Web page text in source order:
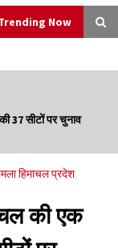
Now
पुलिसकर्मी निलंबित
37 सीटों पर चुनाव
हिमाचल प्रदेश
की एक